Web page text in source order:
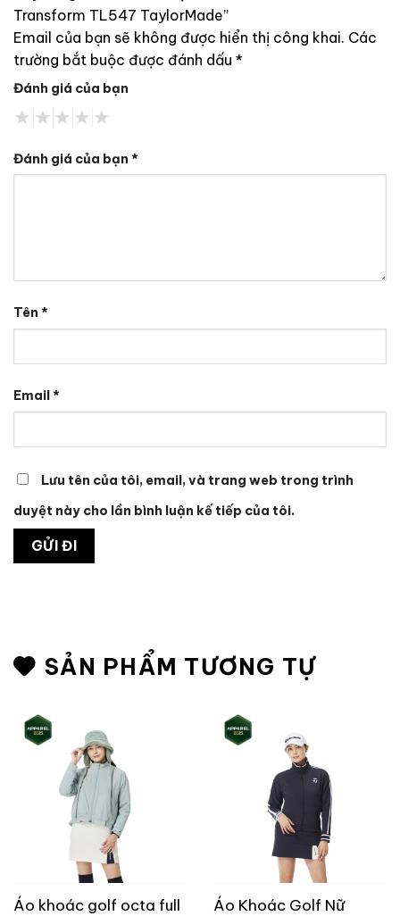
Transform TL547 TaylorMade”
Email của bạn sẽ không được hiển thị công khai. Các
trường bắt buộc được đánh dấu *
Đánh giá của bạn
Đánh giá của bạn *
Tên *
Email*
Lưu tên của tôi, email, và trang web trong trình
duyệt này cho lần bình luận kế tiếp của tôi.
SẢN PHẨM TƯƠNG TỰ
Áo khoác golf octa full
Áo Khoác Golf Nữ